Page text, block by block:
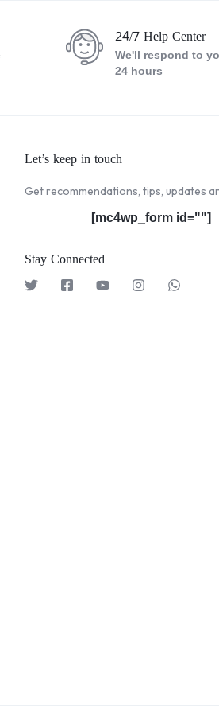
24/7 Help Center
We'll respond to
24 hours
Let’s keep in touch
Get recommendations, tips, updates
[mc4wp_form id=""]
Stay Connected